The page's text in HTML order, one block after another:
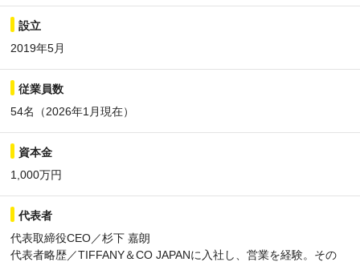
設立
2019年5月
従業員数
54名（2026年1月現在）
資本金
1,000万円
代表者
代表取締役CEO／杉下 嘉朗
代表者略歴／TIFFANY＆CO JAPANに入社し、営業を経験。その